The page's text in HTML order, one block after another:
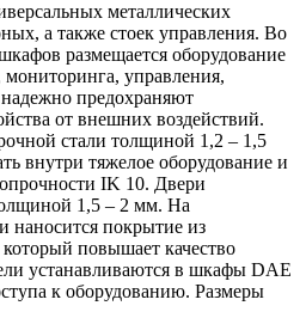
металлических
а также стоек управления. Во
размещается оборудование
мониторинга, управления,
предохраняют
от внешних воздействий.
стали толщиной 1,2 – 1,5
внутри тяжелое оборудование и
IK 10. Двери
1,5 – 2 мм. На
наносится покрытие из
повышает качество
устанавливаются в шкафы DAE
к оборудованию. Размеры